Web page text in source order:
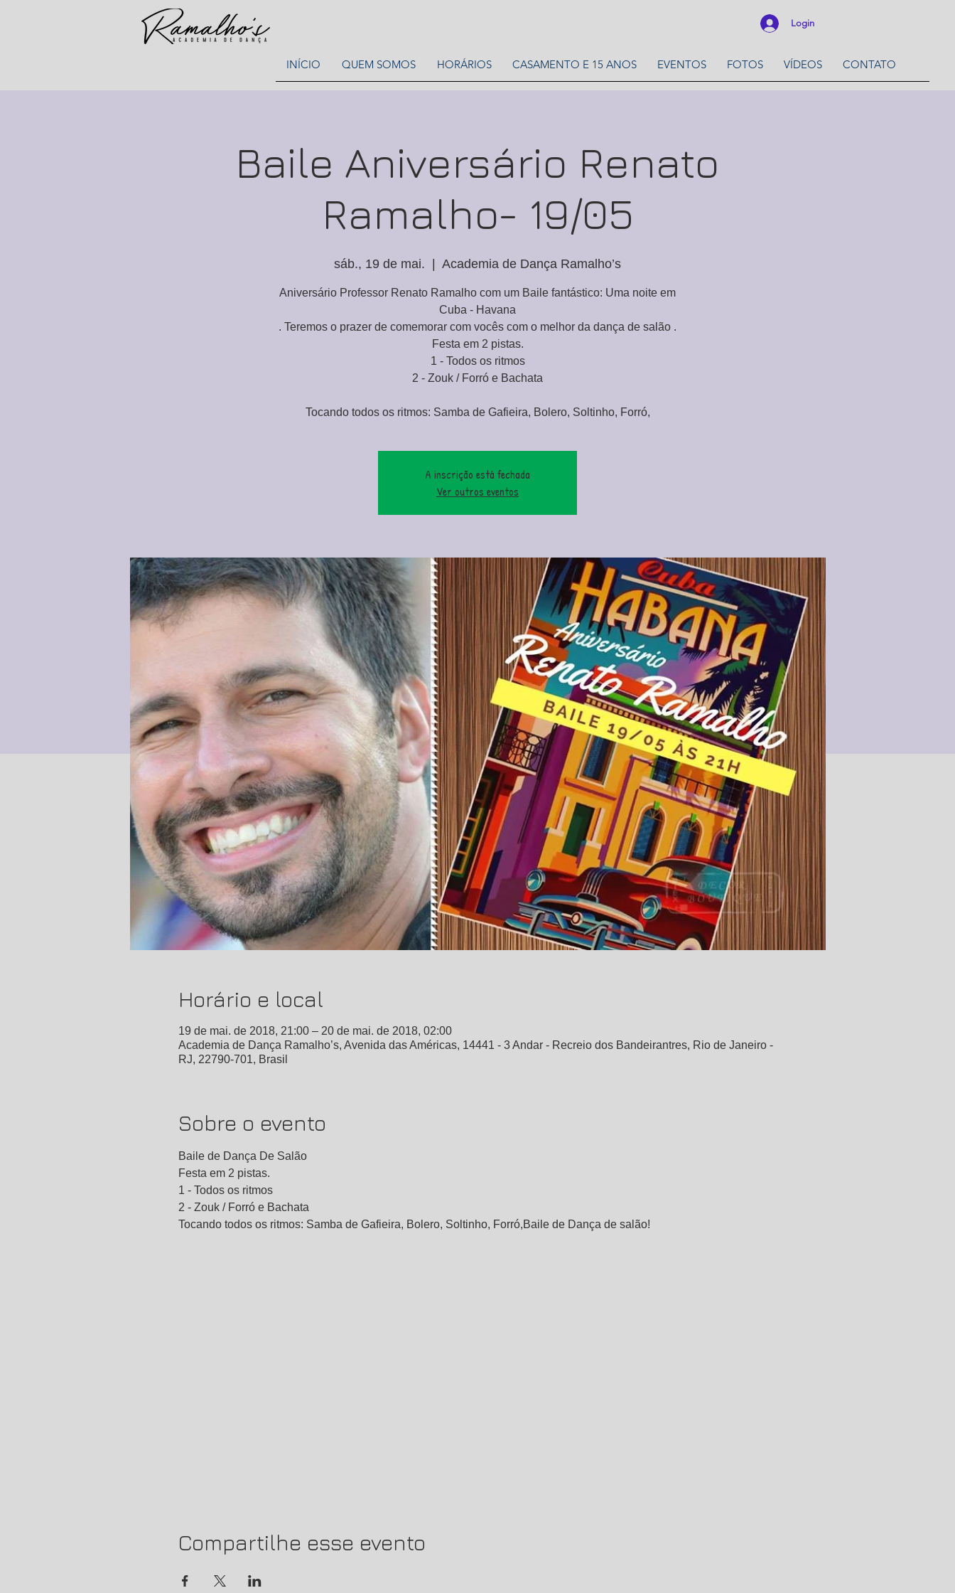
Login
INÍCIO QUEM SOMOS HORÁRIOS CASAMENTO E 15 ANOS EVENTOS FOTOS VÍDEOS CONTATO
Baile Aniversário Renato
Ramalho- 19/05
sáb., 19 de mai. Academia de Dança Ramalho’s
Aniversário Professor Renato Ramalho com um Baile fantástico: Uma noite em
Cuba - Havana
. Teremos o prazer de comemorar com vocês com o melhor da dança de salão .
Festa em 2 pistas.
1 - Todos os ritmos
2 - Zouk / Forró e Bachata
Tocando todos os ritmos: Samba de Gafieira, Bolero, Soltinho, Forró,
A inscrição está fechada
Ver outros eventos
Horário e local
19 de mai. de 2018, 21:00 – 20 de mai. de 2018, 02:00
Academia de Dança Ramalho’s, Avenida das Américas, 14441 - 3 Andar - Recreio dos Bandeirantres, Rio de Janeiro -
RJ, 22790-701, Brasil
Sobre o evento
Baile de Dança De Salão
1 - Todos os ritmos
Tocando todos os ritmos: Samba de Gafieira, Bolero, Soltinho, Forró,Baile de Dança de salão!
Compartilhe esse evento